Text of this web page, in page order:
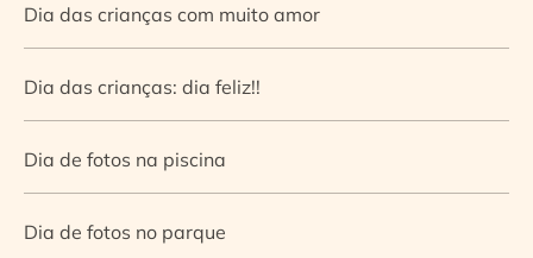
Dia das crianças com muito amor
Dia das crianças: dia feliz!!
Dia de fotos na piscina
Dia de fotos no parque